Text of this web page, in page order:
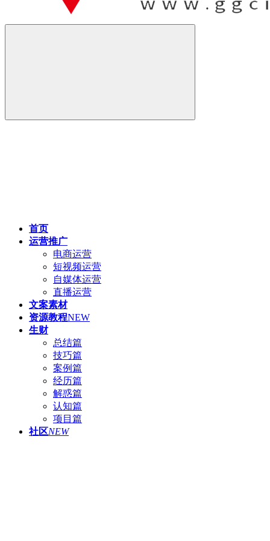
首页
运营推广
电商运营
短视频运营
自媒体运营
直播运营
文案素材
资源教程NEW
生财
总结篇
技巧篇
案例篇
经历篇
解惑篇
认知篇
项目篇
社区NEW